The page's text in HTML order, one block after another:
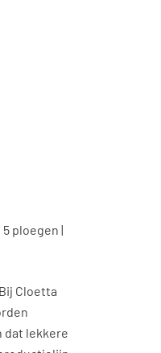
ploegen |
Cloetta
dat lekkere